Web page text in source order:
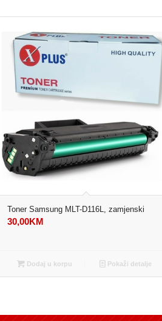
Toner Samsung MLT-D116L, zamjenski
30,00KM
Dodaj u korpu Pokaži detalje